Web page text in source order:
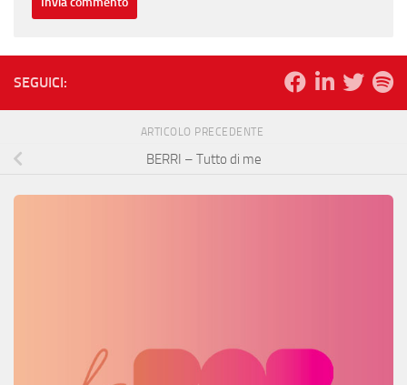
SEGUICI:
ARTICOLO PRECEDENTE
BERRI – Tutto di me